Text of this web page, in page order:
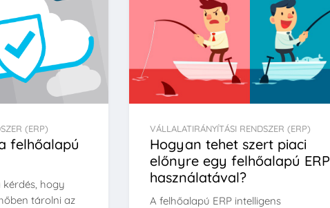
(ERP)
felhőalapú
hogy
tárolni az
VÁLLALATIRÁNYÍTÁSI RENDSZER (ERP)
Hogyan tehet szert piaci
előnyre egy felhőalapú ERP
használatával?
A felhőalapú ERP intelligens